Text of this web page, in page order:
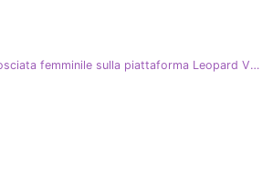
Sneaker in pelle scamosciata femminile sulla piattaforma Leopard Vinceza 66793 beige